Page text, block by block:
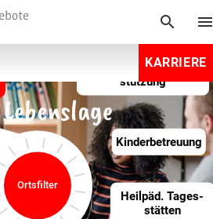
search
KARRIERE
Beratung und Unter­
stützung
Kinder­betreuung
Heilpäd­. Tages­
stätten
Ortsfilter